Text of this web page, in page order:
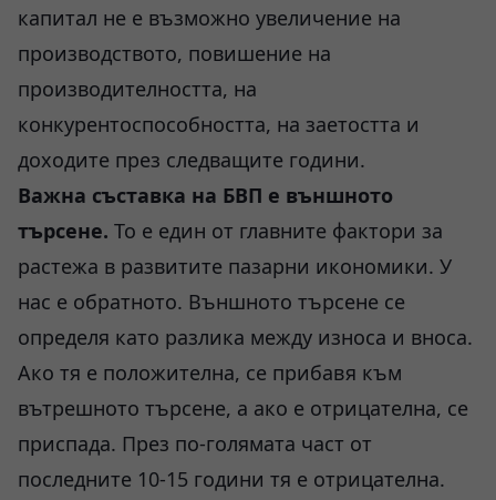
капитал не е възможно увеличение на
производството, повишение на
производителността, на
конкурентоспособността, на заетостта и
доходите през следващите години.
Важна съставка на БВП е външното
търсене. То е един от главните фактори за
растежа в развитите пазарни икономики. У
нас е обратното. Външното търсене се
определя като разлика между износа и вноса.
Ако тя е положителна, се прибавя към
вътрешното търсене, а ако е отрицателна, се
приспада. През по-голямата част от
последните 10-15 години тя е отрицателна.